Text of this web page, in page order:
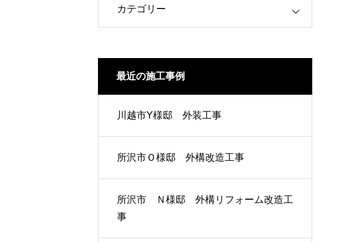
最近の施工事例
川越市Y様邸 外装工事
所沢市Ｏ様邸 外構改造工事
所沢市 Ｎ様邸 外構リフォーム改造工
事